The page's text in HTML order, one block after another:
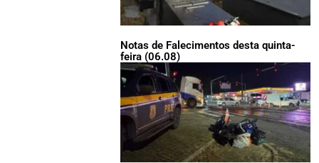
Notas de Falecimentos desta quinta-
feira (06.08)